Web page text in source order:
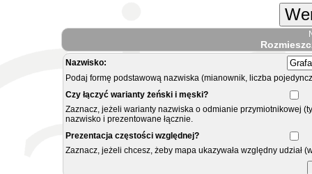
Nazwisko:
Podaj formę podstawową nazwiska (mianownik, liczba
Czy łączyć warianty żeński i męski?
Zaznacz, jeżeli warianty nazwiska o odmianie przymiotnikowej
nazwisko i prezentowane łącznie.
Prezentacja częstości względnej?
Zaznacz, jeżeli chcesz, żeby mapa ukazywała względny